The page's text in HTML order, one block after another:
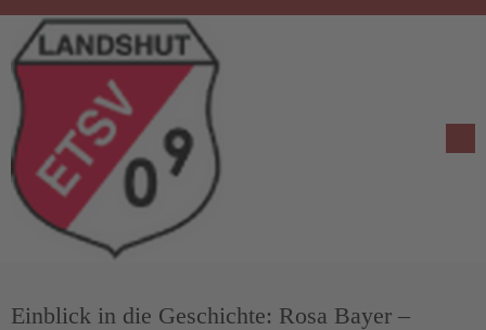
Einblick in die Geschichte: Rosa Bayer –